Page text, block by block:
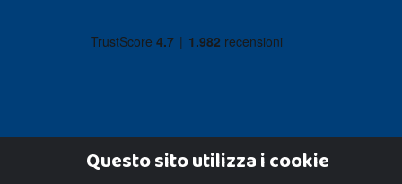
Questo sito utilizza i cookie